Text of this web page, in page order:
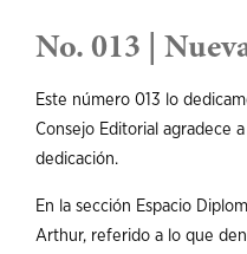
No. 013 |
Este número 013 lo
Consejo Editorial agradece
dedicación.
En la sección Espacio
Arthur, referido a lo que